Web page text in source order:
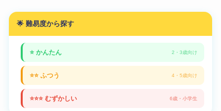
🌟 難易度から探す
⭐ かんたん 2・3歳向け
⭐⭐ ふつう 4・5歳向け
⭐⭐⭐ むずかしい 6歳・小学生